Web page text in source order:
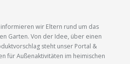
wir Eltern rund um das
Garten. Von der Idee, über einen
steht unser Portal &
für Außenaktivitäten im heimischen